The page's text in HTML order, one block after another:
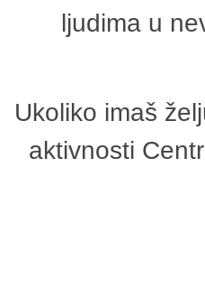
ljudima u
Ukoliko imaš
aktivnosti